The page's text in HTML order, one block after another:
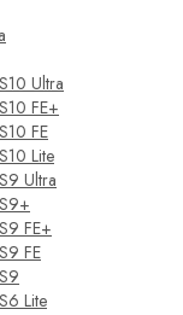
Ultra
FE+
FE
Lite
Ultra
FE+
FE
Lite